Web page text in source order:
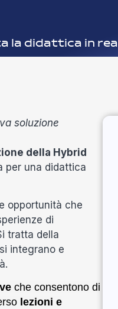
la didattica in
soluzione
della Hybrid
per una didattica
opportunità che
di
tratta della
integrano e
che consentono di
lezioni e